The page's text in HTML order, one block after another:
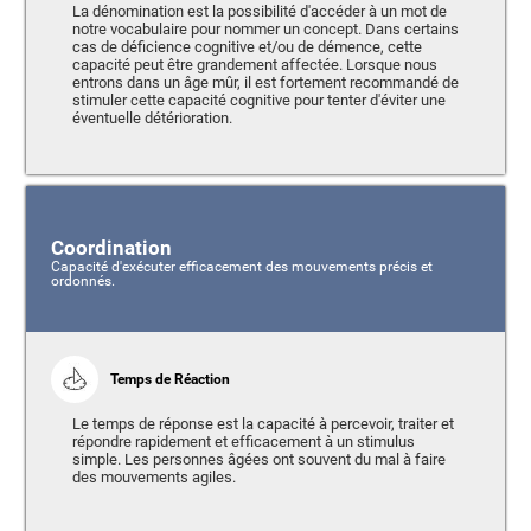
La dénomination est la possibilité d'accéder à un mot de
notre vocabulaire pour nommer un concept. Dans certains
cas de déficience cognitive et/ou de démence, cette
capacité peut être grandement affectée. Lorsque nous
entrons dans un âge mûr, il est fortement recommandé de
stimuler cette capacité cognitive pour tenter d'éviter une
éventuelle détérioration.
Coordination
Capacité d'exécuter efficacement des mouvements précis et
ordonnés.
Temps de Réaction
Le temps de réponse est la capacité à percevoir, traiter et
répondre rapidement et efficacement à un stimulus
simple. Les personnes âgées ont souvent du mal à faire
des mouvements agiles.